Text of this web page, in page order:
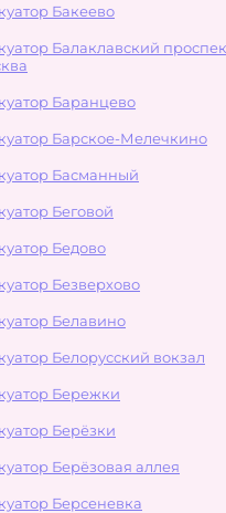
Бакеево
Балаклавский
Баранцево
Барское-Мелечкино
Басманный
Беговой
Бедово
Безверхово
Белавино
Белорусский вокзал
Бережки
Берёзки
Берёзовая аллея
Берсеневка